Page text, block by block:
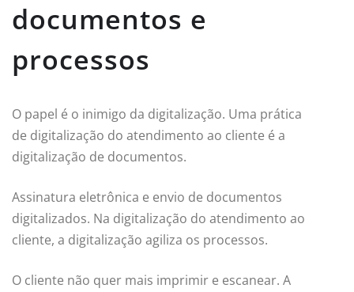
documentos e
processos
O papel é o inimigo da digitalização. Uma prática
de digitalização do atendimento ao cliente é a
digitalização de documentos.
Assinatura eletrônica e envio de documentos
digitalizados. Na digitalização do atendimento ao
cliente, a digitalização agiliza os processos.
O cliente não quer mais imprimir e escanear. A